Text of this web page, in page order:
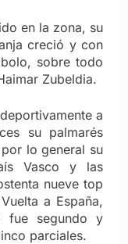
en la zona, su
creció y con
sobre todo
Zubeldia.
a
su palmarés
lo general su
Vasco y las
nueve top
a España,
fue segundo y
parciales.